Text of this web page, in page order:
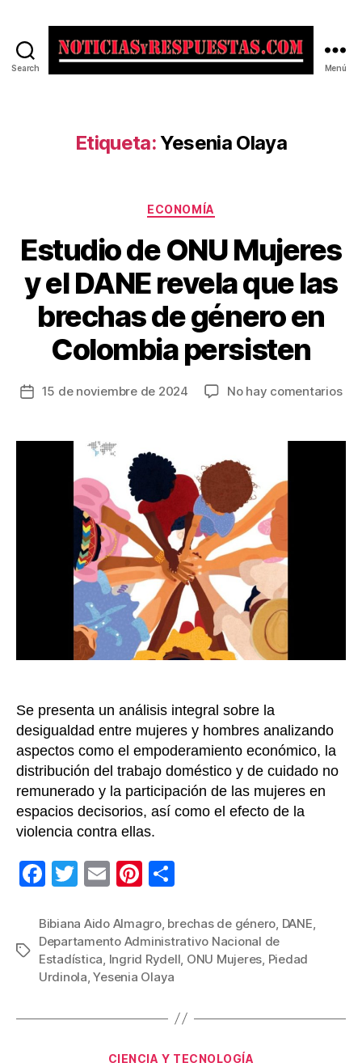
Search Menú
Etiqueta:Yesenia Olaya
Categorías
ECONOMÍA
Estudio de ONU Mujeres
y el DANE revela que las
brechas de género en
Colombia persisten
Fecha
entrada
15 de noviembre de 2024 No hay comentariosen
Se presenta un análisis integral sobre la
desigualdad entre mujeres y hombres analizando
aspectos como el empoderamiento económico, la
distribución del trabajo doméstico y de cuidado no
remunerado y la participación de las mujeres en
espacios decisorios, así como el efecto de la
violencia contra ellas.
F
c
e
b
o
T
tt
er
E
ail
Pi
er
e
st
m
p
Etiquetas
Bibiana Aido Almagro, brechas de género, DANE,
Departamento Administrativo Nacional de
Estadística, Ingrid Rydell, ONU Mujeres, Piedad
Urdinola,Yesenia Olaya
Categorías
CIENCIA Y TECNOLOGÍA